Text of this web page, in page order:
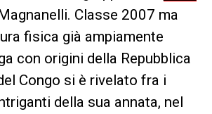
Classe 2007 ma
fisica già ampiamente
con origini della Repubblica
Congo si è rivelato fra i
della sua annata, nel